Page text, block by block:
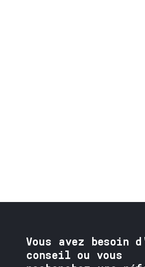
Vous avez besoin
conseil ou vous